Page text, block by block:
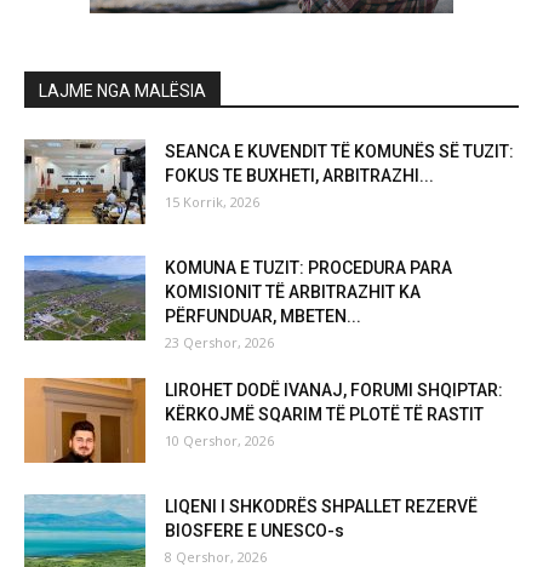
LAJME NGA MALËSIA
SEANCA E KUVENDIT TË KOMUNËS SË TUZIT:
FOKUS TE BUXHETI, ARBITRAZHI...
15 Korrik, 2026
KOMUNA E TUZIT: PROCEDURA PARA
KOMISIONIT TË ARBITRAZHIT KA
PËRFUNDUAR, MBETEN...
23 Qershor, 2026
LIROHET DODË IVANAJ, FORUMI SHQIPTAR:
KËRKOJMË SQARIM TË PLOTË TË RASTIT
10 Qershor, 2026
LIQENI I SHKODRËS SHPALLET REZERVË
BIOSFERE E UNESCO-s
8 Qershor, 2026